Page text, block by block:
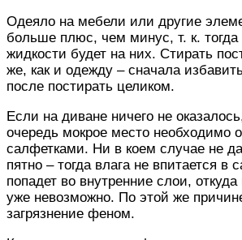
Одеяло на мебели или другие
больше плюс, чем минус, т. к. тогда
жидкости будет на них. Стирать
же, как и одежду – сначала
после постирать целиком.
Если на диване ничего не
очередь мокрое место необходимо
салфетками. Ни в коем случае не
пятно – тогда влага не впитается в
попадет во внутренние слои,
уже невозможно. По этой же
загрязнение феном.